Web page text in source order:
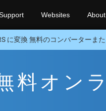
Websites About
に変換 無料のコンバーターま
料オン